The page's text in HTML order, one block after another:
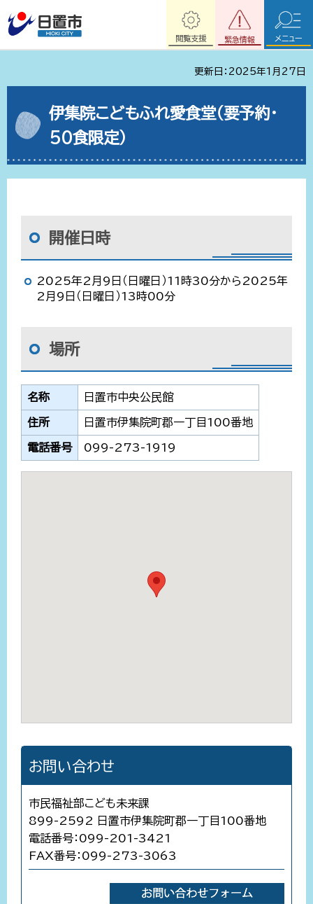
緊急情報
閲覧支援 メニュー
更新日：2025年1月27日
伊集院こどもふれ愛食堂（要予約・
50食限定）
開催日時
2025年2月9日（日曜日）11時30分から2025年
2月9日（日曜日）13時00分
場所
名称 日置市中央公民館
住所 日置市伊集院町郡一丁目100番地
電話番号 099-273-1919
お問い合わせ
市民福祉部こども未来課
899-2592 日置市伊集院町郡一丁目100番地
電話番号：099-201-3421
FAX番号：099-273-3063